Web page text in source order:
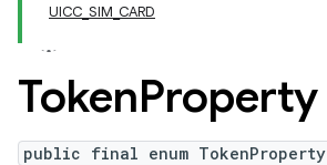
UICC_SIM_CARD
TokenProperty
public final enum TokenProperty